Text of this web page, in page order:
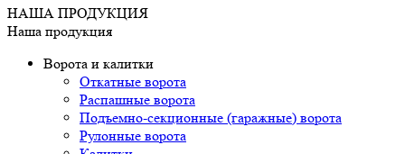
НАША ПРОДУКЦИЯ
Наша продукция
Ворота и калитки
Откатные ворота
Распашные ворота
Подъемно-секционные (гаражные) ворота
Рулонные ворота